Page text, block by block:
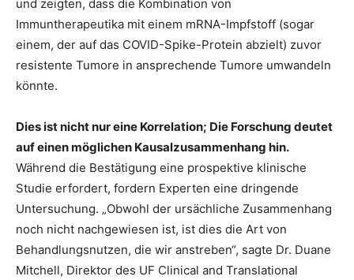
und zeigten, dass die Kombination von
Immuntherapeutika mit einem mRNA-Impfstoff (sogar
einem, der auf das COVID-Spike-Protein abzielt) zuvor
resistente Tumore in ansprechende Tumore umwandeln
könnte.
Dies ist nicht nur eine Korrelation; Die Forschung deutet
auf einen möglichen Kausalzusammenhang hin.
Während die Bestätigung eine prospektive klinische
Studie erfordert, fordern Experten eine dringende
Untersuchung. „Obwohl der ursächliche Zusammenhang
noch nicht nachgewiesen ist, ist dies die Art von
Behandlungsnutzen, die wir anstreben“, sagte Dr. Duane
Mitchell, Direktor des UF Clinical and Translational